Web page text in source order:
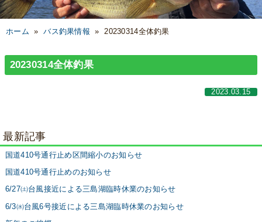
ホーム »バス釣果情報 »20230314全体釣果
20230314全体釣果
2023.03.15
最新記事
国道410号通行止め区間縮小のお知らせ
国道410号通行止めのお知らせ
6/27㈯台風接近による三島湖臨時休業のお知らせ
6/3㈬台風6号接近による三島湖臨時休業のお知らせ